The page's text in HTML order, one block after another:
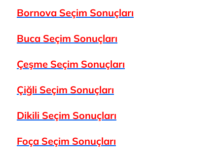
Bornova Seçim Sonuçları
Buca Seçim Sonuçları
Çeşme Seçim Sonuçları
Çiğli Seçim Sonuçları
Dikili Seçim Sonuçları
Foça Seçim Sonuçları